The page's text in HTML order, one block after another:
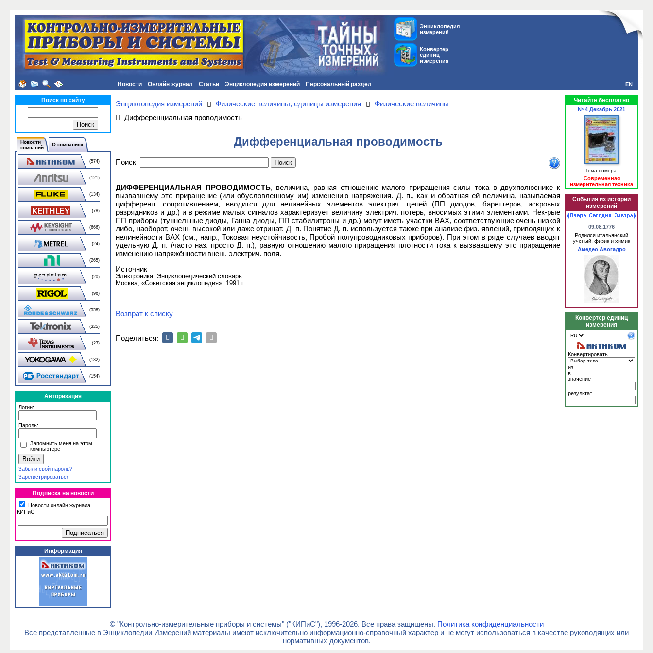
Энциклопедия
измерений
Конвертер
единиц
измерения
Новости Онлайн журнал Статьи Энциклопедия измерений Персональный раздел EN
Поиск по сайту
Новости
компаний
О компаниях
(574)
(121)
(134)
(78)
(666)
(24)
(265)
(20)
(96)
(558)
(225)
(23)
(132)
(154)
Авторизация
Логин:
Пароль:
Запомнить меня на этом
компьютере
Забыли свой пароль?
Зарегистрироваться
Подписка на новости
Новости онлайн журнала
КИПиС
Информация
Энциклопедия измерений Физические величины, единицы измерения
Физические величины
Дифференциальная проводимость
Дифференциальная проводимость
Поиск:
ДИФФЕРЕНЦИАЛЬНАЯ ПРОВОДИМОСТЬ, величина, равная отношению малого приращения силы тока в двухполюснике к
вызвавшему это приращение (или обусловленному им) изменению напряжения. Д. п., как и обратная ей величина, называемая
цифференц. сопротивлением, вводится для нелинейных элементов электрич. цепей (ПП диодов, бареттеров, искровых
разрядников и др.) и в режиме малых сигналов характеризует величину электрич. потерь, вносимых этими элементами. Нек-рые
ПП приборы (туннельные диоды, Ганна диоды, ПП стабилитроны и др.) могут иметь участки ВАХ, соответствующие очень низкой
либо, наоборот, очень высокой или даже отрицат. Д. п. Понятие Д. п. используется также при анализе физ. явлений, приводящих к
нелинейности ВАХ (см., напр., Токовая неустойчивость, Пробой полупроводниковых приборов). При этом в ряде случаев вводят
удельную Д. п. (часто наз. просто Д. п.), равную отношению малого приращения плотности тока к вызвавшему это приращение
изменению напряжённости внеш. электрич. поля.
Источник
Электроника. Энциклопедический словарь
Москва, «Советская энциклопедия», 1991 г.
Возврат к списку
Поделиться:
Читайте бесплатно
№ 4 Декабрь 2021
Тема номера:
Современная
измерительная техника
События из истории
измерений
09.08.1776
Родился итальянский
ученый, физик и химик
Амедео Авогадро
Конвертер единиц
измерения
Конвертировать
из
в
значение
результат
© "Контрольно-измерительные приборы и системы" ("КИПиС"), 1996-2026. Все права защищены. Политика конфиденциальности
Все представленные в Энциклопедии Измерений материалы имеют исключительно информационно-справочный характер и не могут использоваться в качестве руководящих или
нормативных документов.